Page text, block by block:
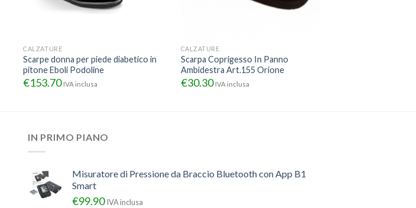
CALZATURE
Scarpe donna per piede diabetico in
pitone Eboli Podoline
€153.70 IVA inclusa
CALZATURE
Scarpa Coprigesso In Panno
Ambidestra Art.155 Orione
€30.30 IVA inclusa
IN PRIMO PIANO
Misuratore di Pressione da Braccio Bluetooth con App B1
Smart
€99.90 IVA inclusa